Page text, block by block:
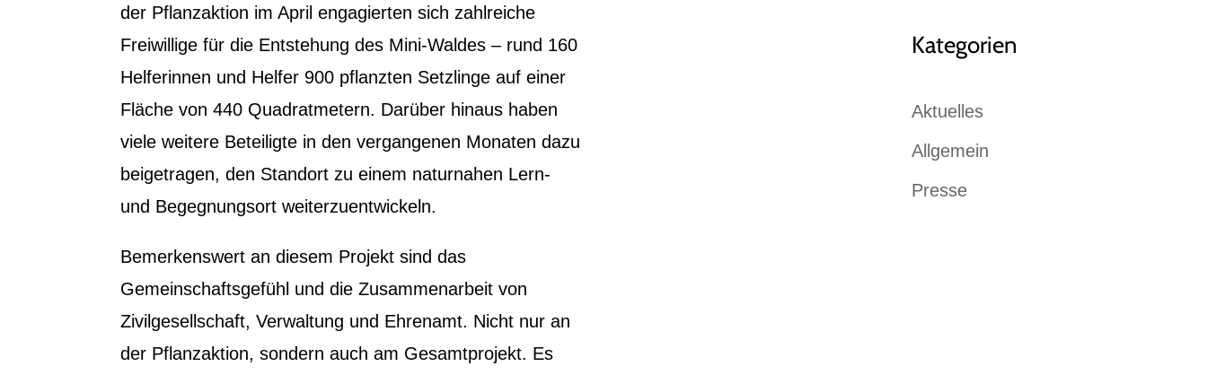
der Pflanzaktion im April engagierten sich zahlreiche
Freiwillige für die Entstehung des Mini-Waldes – rund 160
Helferinnen und Helfer 900 pflanzten Setzlinge auf einer
Fläche von 440 Quadratmetern. Darüber hinaus haben
viele weitere Beteiligte in den vergangenen Monaten dazu
beigetragen, den Standort zu einem naturnahen Lern-
und Begegnungsort weiterzuentwickeln.
Bemerkenswert an diesem Projekt sind das
Gemeinschaftsgefühl und die Zusammenarbeit von
Zivilgesellschaft, Verwaltung und Ehrenamt. Nicht nur an
der Pflanzaktion, sondern auch am Gesamtprojekt. Es
Kategorien
Aktuelles
Allgemein
Presse